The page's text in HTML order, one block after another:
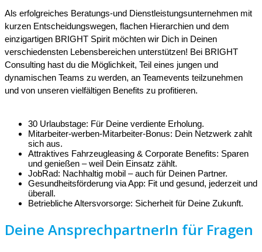
Als erfolgreiches Beratungs-und Dienstleistungsunternehmen mit
kurzen Entscheidungswegen, flachen Hierarchien und dem
einzigartigen BRIGHT Spirit möchten wir Dich in Deinen
verschiedensten Lebensbereichen unterstützen! Bei BRIGHT
Consulting hast du die Möglichkeit, Teil eines jungen und
dynamischen Teams zu werden, an Teamevents teilzunehmen
und von unseren vielfältigen Benefits zu profitieren.
30 Urlaubstage: Für Deine verdiente Erholung.
Mitarbeiter-werben-Mitarbeiter-Bonus: Dein Netzwerk zahlt
sich aus.
Attraktives Fahrzeugleasing & Corporate Benefits: Sparen
und genießen – weil Dein Einsatz zählt.
JobRad: Nachhaltig mobil – auch für Deinen Partner.
Gesundheitsförderung via App: Fit und gesund, jederzeit und
überall.
Betriebliche Altersvorsorge: Sicherheit für Deine Zukunft.
Deine AnsprechpartnerIn für Fragen